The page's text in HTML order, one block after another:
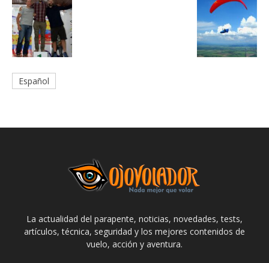
Español
La actualidad del parapente, noticias, novedades, tests,
artículos, técnica, seguridad y los mejores contenidos de
vuelo, acción y aventura.